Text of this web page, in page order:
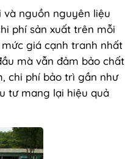
nguồn nguyên liệu
phí sản xuất trên mỗi
giá cạnh tranh nhất
mà vẫn đảm bảo chất
chi phí bảo trì gần như
tư mang lại hiệu quả